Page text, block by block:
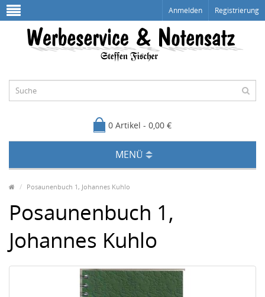
Anmelden Registrierung
0 Artikel - 0,00 €
MENÜ
Posaunenbuch 1, Johannes Kuhlo
Posaunenbuch 1,
Johannes Kuhlo